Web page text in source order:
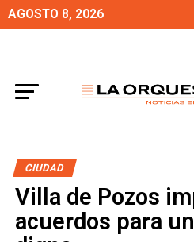
AGOSTO 8, 2026
CIUDAD
Villa de Pozos
acuerdos para